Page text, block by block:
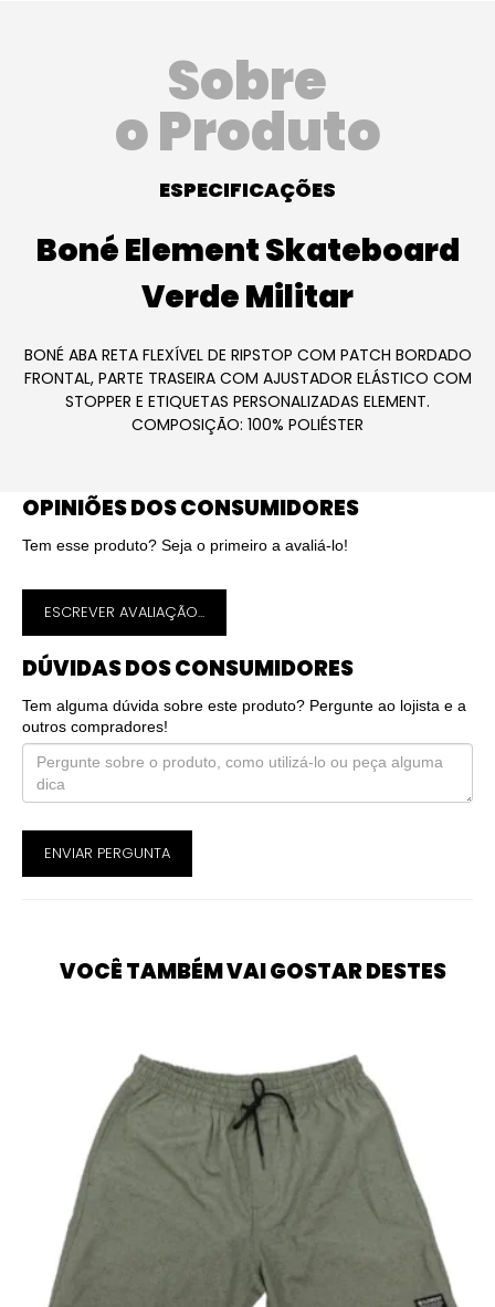
Sobre
o Produto
ESPECIFICAÇÕES
Boné Element Skateboard
Verde Militar
BONÉ ABA RETA FLEXÍVEL DE RIPSTOP COM PATCH BORDADO
FRONTAL, PARTE TRASEIRA COM AJUSTADOR ELÁSTICO COM
STOPPER E ETIQUETAS PERSONALIZADAS ELEMENT.
COMPOSIÇÃO: 100% POLIÉSTER
OPINIÕES DOS CONSUMIDORES
Tem esse produto? Seja o primeiro a avaliá-lo!
ESCREVER AVALIAÇÃO...
DÚVIDAS DOS CONSUMIDORES
Tem alguma dúvida sobre este produto? Pergunte ao lojista e a
outros compradores!
ENVIAR PERGUNTA
VOCÊ TAMBÉM VAI GOSTAR DESTES